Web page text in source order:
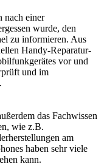
nach einer
wurde, den
zu informieren. Aus
Handy-Reparatur-
vor und
und im
das Fachwissen
wie z.B.
am
haben sehr viele
kann.